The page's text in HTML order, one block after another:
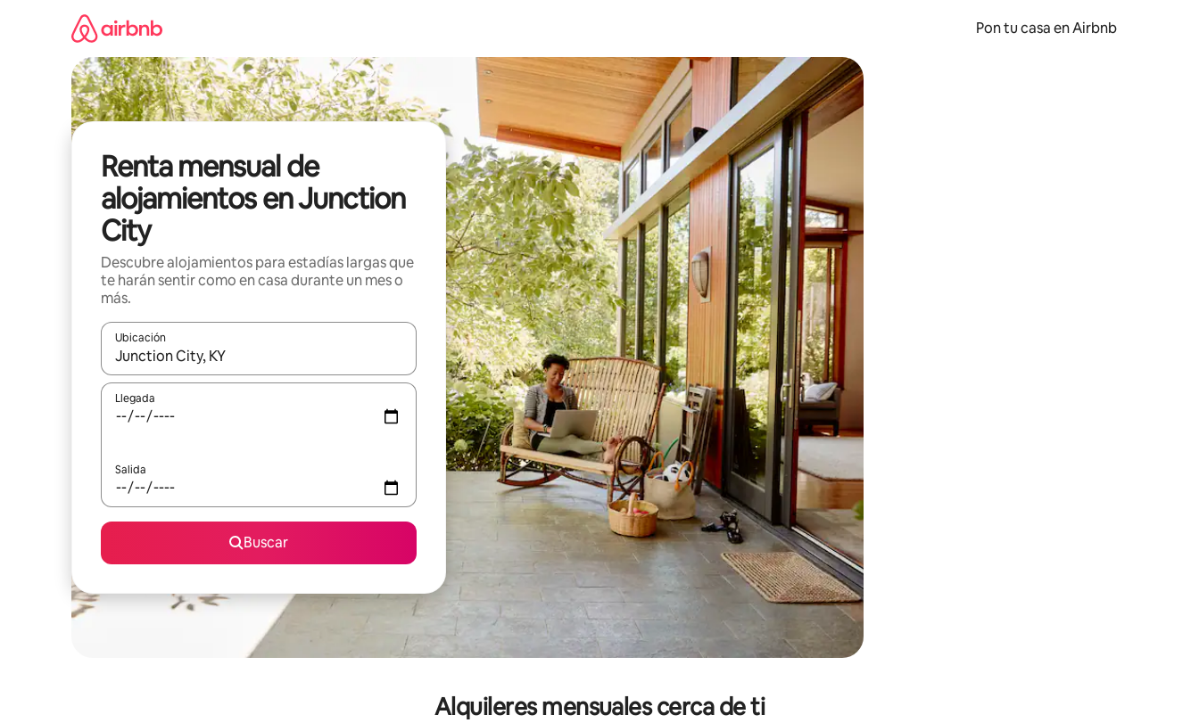
Pon tu casa en Airbnb
Renta mensual de
alojamientos en Junction
City
Descubre alojamientos para estadías largas que
te harán sentir como en casa durante un mes o
más.
Ubicación
Cuando los resultados estén disponibles, navega con las teclas de flecha hacia arriba y hacia abajo o explora con el tacto o desliza el dedo.
Llegada
Salida
Buscar
Alquileres mensuales cerca de ti